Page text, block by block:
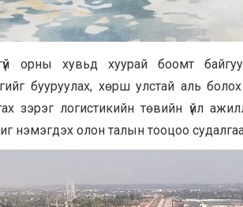
орны хувьд хуурай боомт
бууруулах, хөрш улстай аль
зэрэг логистикийн төвийн үйл
нэмэгдэх олон талын тооцоо